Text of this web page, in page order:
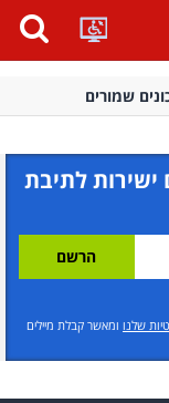
שמורים
ישירות לתיבת
שלנו ומאשר קבלת מיילים